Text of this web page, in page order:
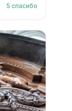
5 спасибо